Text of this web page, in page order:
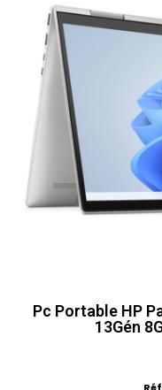
Pc Portable HP
13Gén